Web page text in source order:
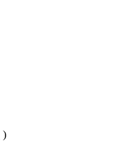
)